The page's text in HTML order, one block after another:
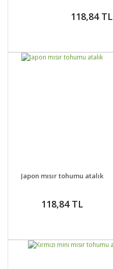
118,84 TL
SEPETE EKLE
Japon mısır tohumu atalık
118,84 TL